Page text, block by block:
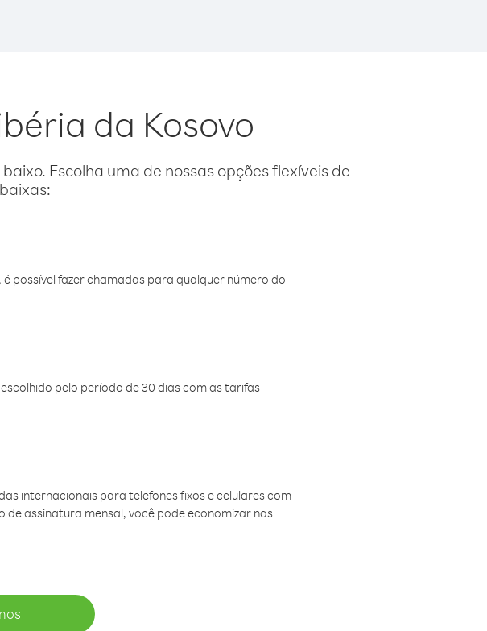
da Kosovo
Escolha uma de nossas opções flexíveis de
possível fazer chamadas para qualquer número do
pelo período de 30 dias com as tarifas
internacionais para telefones fixos e celulares com
assinatura mensal, você pode economizar nas